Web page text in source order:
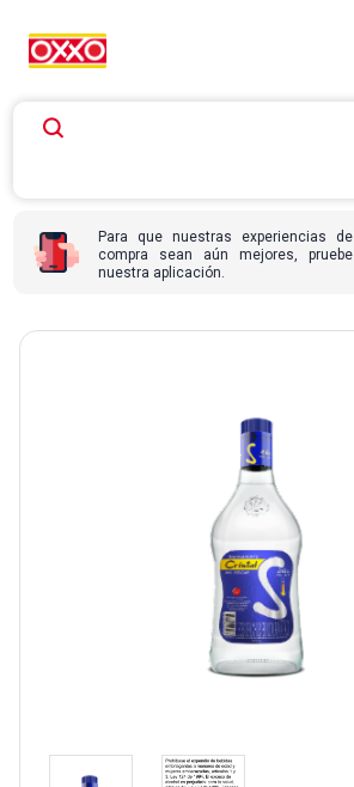
Para que nuestras experiencias de
compra sean aún mejores, pruebe
nuestra aplicación.